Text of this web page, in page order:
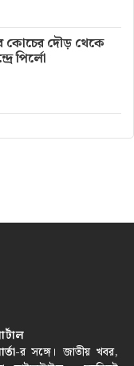
কোচের দৌড় থেকে
পির্লো
-র সঙ্গে। জাতীয় খবর,